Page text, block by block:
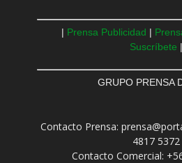
| Prensa Publicidad |
Suscríbete |
GRUPO PRENSA
Contacto Prensa:
4817 5372
Contacto Comercial: